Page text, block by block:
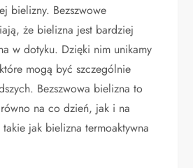
bielizny. Bezszwowe
że bielizna jest bardziej
w dotyku. Dzięki nim unikamy
mogą być szczególnie
Bezszwowa bielizna to
na co dzień, jak i na
jak bielizna termoaktywna